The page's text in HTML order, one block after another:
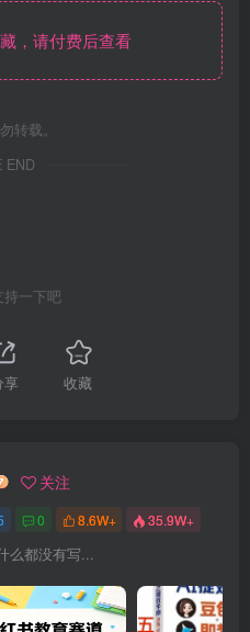
，请付费后查看
转载。
END
持一下吧
享 收藏
关注
0 8.6W+ 35.9W+
么都没有写...